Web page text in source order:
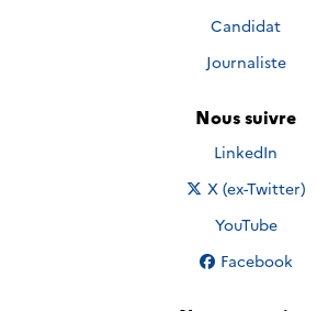
Candidat
Journaliste
Nous suivre
Nous suivre sur
LinkedIn
Nous suivre sur
X (ex-Twitter)
Nous suivre sur
YouTube
Nous suivre sur
Facebook